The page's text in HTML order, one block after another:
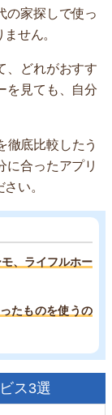
の家探しで使っ
せん。
、どれがおすす
を見ても、自分
徹底比較したう
に合ったアプリ
い。
モ、ライフルホー
たものを使うの
ス3選